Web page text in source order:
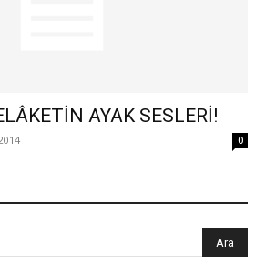
AYAK SESLERİ!
0